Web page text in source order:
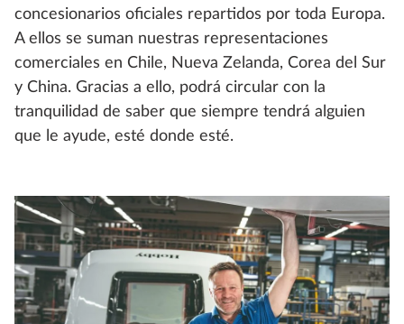
concesionarios oficiales repartidos por toda Europa.
A ellos se suman nuestras representaciones
comerciales en Chile, Nueva Zelanda, Corea del Sur
y China. Gracias a ello, podrá circular con la
tranquilidad de saber que siempre tendrá alguien
que le ayude, esté donde esté.